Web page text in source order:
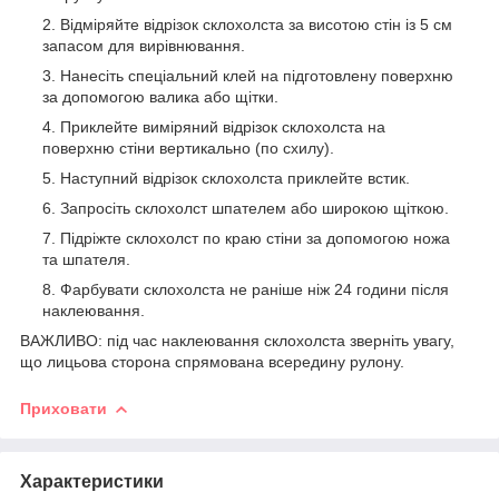
Відміряйте відрізок склохолста за висотою стін із 5 см
запасом для вирівнювання.
Нанесіть спеціальний клей на підготовлену поверхню
за допомогою валика або щітки.
Приклейте виміряний відрізок склохолста на
поверхню стіни вертикально (по схилу).
Наступний відрізок склохолста приклейте встик.
Запросіть склохолст шпателем або широкою щіткою.
Підріжте склохолст по краю стіни за допомогою ножа
та шпателя.
Фарбувати склохолста не раніше ніж 24 години після
наклеювання.
ВАЖЛИВО: під час наклеювання склохолста зверніть увагу,
що лицьова сторона спрямована всередину рулону.
Приховати
Характеристики